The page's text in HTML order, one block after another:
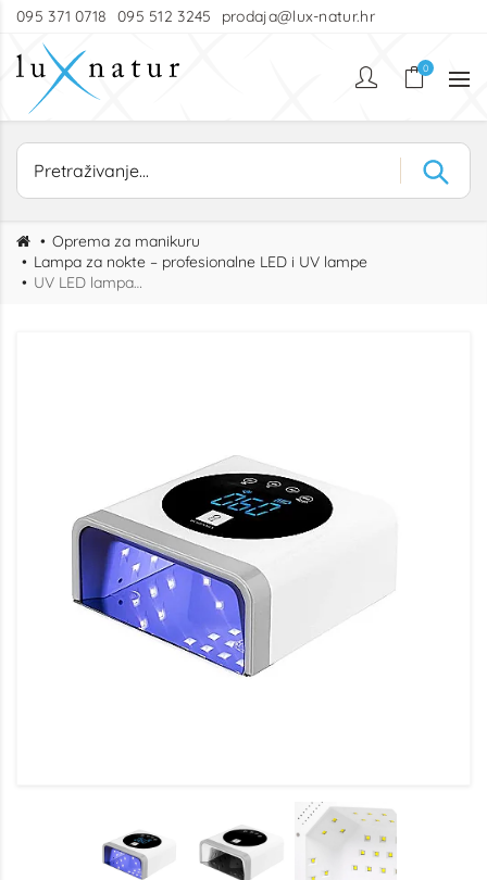
095 371 0718 095 512 3245 prodaja@lux-natur.hr
0
Oprema za manikuru
Lampa za nokte – profesionalne LED i UV lampe
UV LED lampa za nokte Ocho 72W sa zrcalnim dnom